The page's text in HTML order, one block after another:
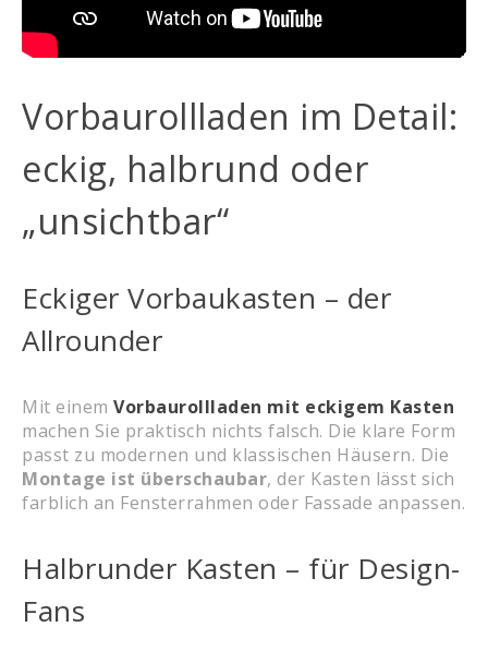
Vorbaurollladen im Detail:
eckig, halbrund oder
„unsichtbar“
Eckiger Vorbaukasten – der
Allrounder
Mit einem Vorbaurollladen mit eckigem Kasten
machen Sie praktisch nichts falsch. Die klare Form
passt zu modernen und klassischen Häusern. Die
Montage ist überschaubar, der Kasten lässt sich
farblich an Fensterrahmen oder Fassade anpassen.
Halbrunder Kasten – für Design-
Fans